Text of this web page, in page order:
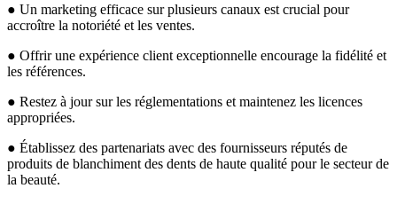
● Un marketing efficace sur plusieurs canaux est crucial pour
accroître la notoriété et les ventes.
● Offrir une expérience client exceptionnelle encourage la fidélité et
les références.
● Restez à jour sur les réglementations et maintenez les licences
appropriées.
● Établissez des partenariats avec des fournisseurs réputés de
produits de blanchiment des dents de haute qualité pour le secteur de
la beauté.